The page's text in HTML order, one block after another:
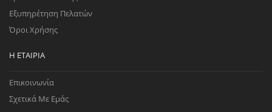
Εξυπηρέτηση Πελατών
Όροι Χρήσης
Η ΕΤΑΙΡΊΑ
Επικοινωνία
Σχετικά Με Εμάς